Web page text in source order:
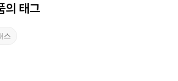
의 태그
스